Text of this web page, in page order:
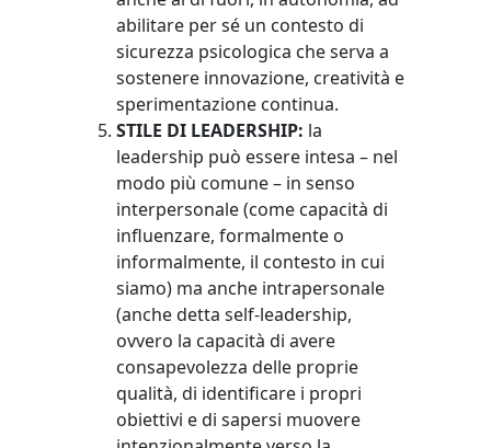
abilitare per sé un contesto di
sicurezza psicologica che serva a
sostenere innovazione, creatività e
sperimentazione continua.
STILE DI LEADERSHIP: la
leadership può essere intesa – nel
modo più comune – in senso
interpersonale (come capacità di
influenzare, formalmente o
informalmente, il contesto in cui
siamo) ma anche intrapersonale
(anche detta self-leadership,
ovvero la capacità di avere
consapevolezza delle proprie
qualità, di identificare i propri
obiettivi e di sapersi muovere